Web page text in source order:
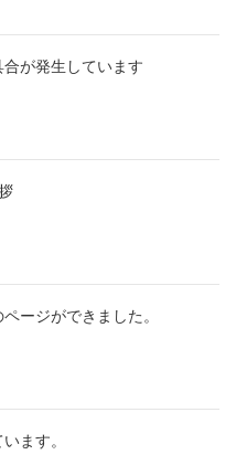
が発生しています
ージができました。
ます。